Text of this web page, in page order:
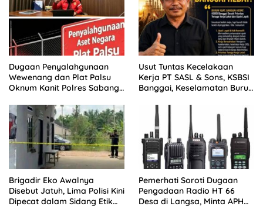
Dugaan Penyalahgunaan
Wewenang dan Plat Palsu
Oknum Kanit Polres Sabang
Usut Tuntas Kecelakaan
Kerja PT SASL & Sons, KSBSI
Banggai, Keselamatan Buruh
Brigadir Eko Awalnya
Disebut Jatuh, Lima Polisi Kini
Dipecat dalam Sidang Etik
Pemerhati Soroti Dugaan
Pengadaan Radio HT 66
Desa di Langsa, Minta APH